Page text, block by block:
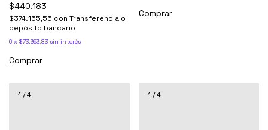
$440.183
$374.155,55 con Transferencia o
depósito bancario
6 x $73.363,83 sin interés
Comprar
Comprar
1 /4 1 /4